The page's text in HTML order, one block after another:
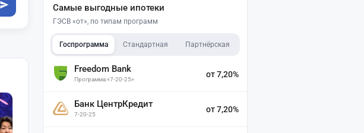
Самые выгодные ипотеки
ГЭСВ «от», по типам программ
Госпрограмма Стандартная Партнёрская
Freedom Bank
Программа «7-20-25»
от 7,20%
Банк ЦентрКредит
7-20-25
от 7,20%